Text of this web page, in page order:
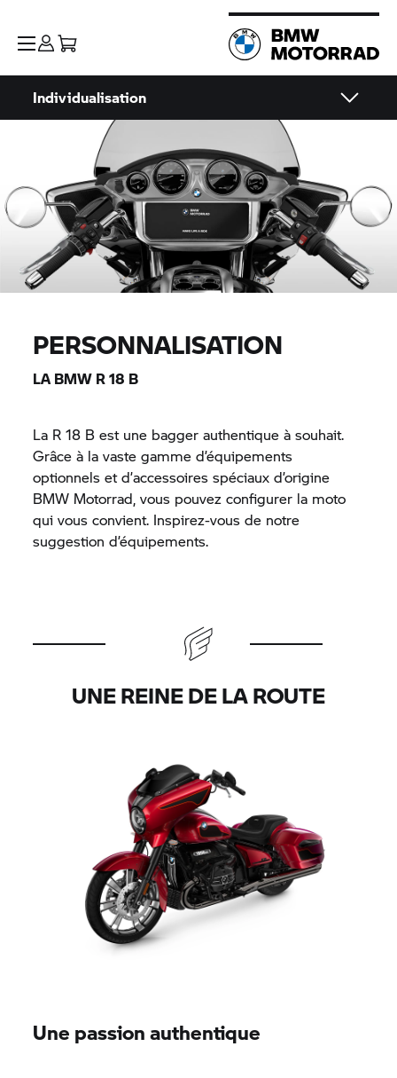
Individualisation
PERSONNALISATION
LA BMW R 18 B
La R 18 B est une bagger authentique à souhait.
Grâce à la vaste gamme d’équipements
optionnels et d’accessoires spéciaux d’origine
BMW Motorrad, vous pouvez configurer la moto
qui vous convient. Inspirez-vous de notre
suggestion d’équipements.
UNE REINE DE LA ROUTE
Une passion authentique